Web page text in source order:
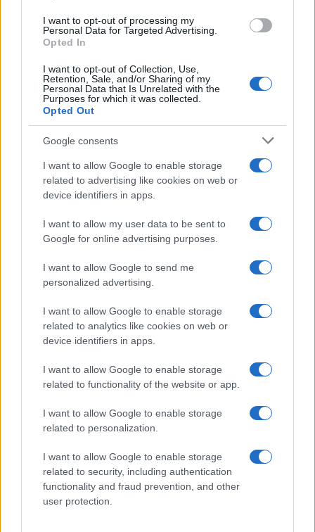
I want to opt-out of processing my
Personal Data for Targeted Advertising.
Opted In
I want to opt-out of Collection, Use,
Retention, Sale, and/or Sharing of my
Personal Data that Is Unrelated with the
Purposes for which it was collected.
Opted Out
Google consents
I want to allow Google to enable storage
related to advertising like cookies on web or
device identifiers in apps.
I want to allow my user data to be sent to
Google for online advertising purposes.
I want to allow Google to send me
personalized advertising.
I want to allow Google to enable storage
related to analytics like cookies on web or
device identifiers in apps.
I want to allow Google to enable storage
related to functionality of the website or app.
I want to allow Google to enable storage
related to personalization.
I want to allow Google to enable storage
related to security, including authentication
functionality and fraud prevention, and other
user protection.
Condividi l'articolo
F
a
ce
b
o
o
k
T
w
it
te
r
n
te
re
st
h
at
s
p
p
h
a
re
Articolo precedente
NOTIZIE RECENTI
Controlli rafforzati in Costa Smeralda, 20
arresti e 135 denunce
Tre milioni di euro dalla Provincia Gallura per
Incidente sulla provinciale 125, paura tra Olbia e
un ferito
Sangue, musica e solidarietà con Avis Olbia al
Delta Center